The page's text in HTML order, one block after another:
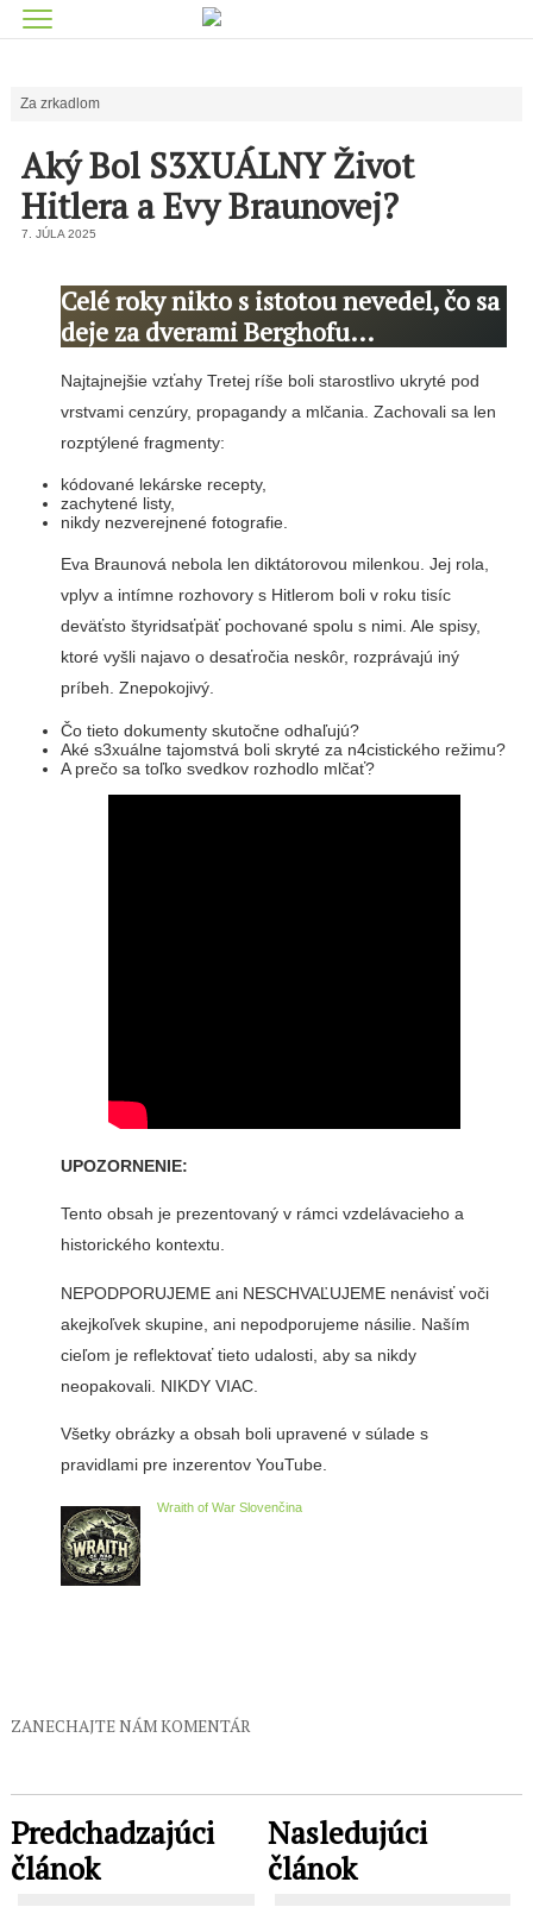
Za zrkadlom
Aký Bol S3XUÁLNY Život
Hitlera a Evy Braunovej?
7. JÚLA 2025
Celé roky nikto s istotou nevedel, čo sa
deje za dverami Berghofu…
Najtajnejšie vzťahy Tretej ríše boli starostlivo ukryté pod
vrstvami cenzúry, propagandy a mlčania. Zachovali sa len
rozptýlené fragmenty:
kódované lekárske recepty,
zachytené listy,
nikdy nezverejnené fotografie.
Eva Braunová nebola len diktátorovou milenkou. Jej rola,
vplyv a intímne rozhovory s Hitlerom boli v roku tisíc
deväťsto štyridsaťpäť pochované spolu s nimi. Ale spisy,
ktoré vyšli najavo o desaťročia neskôr, rozprávajú iný
príbeh. Znepokojivý.
Čo tieto dokumenty skutočne odhaľujú?
Aké s3xuálne tajomstvá boli skryté za n4cistického režimu?
A prečo sa toľko svedkov rozhodlo mlčať?
UPOZORNENIE:
Tento obsah je prezentovaný v rámci vzdelávacieho a
historického kontextu.
NEPODPORUJEME ani NESCHVAĽUJEME nenávisť voči
akejkoľvek skupine, ani nepodporujeme násilie. Naším
cieľom je reflektovať tieto udalosti, aby sa nikdy
neopakovali. NIKDY VIAC.
Všetky obrázky a obsah boli upravené v súlade s
pravidlami pre inzerentov YouTube.
Wraith of War Slovenčina
ZANECHAJTE NÁM KOMENTÁR
Predchadzajúci
článok
Nasledujúci
článok